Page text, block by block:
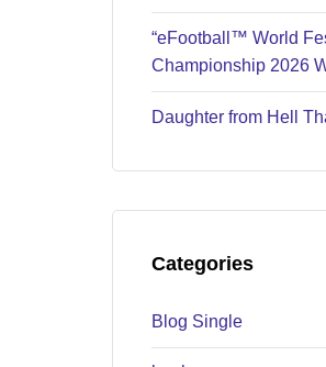
“eFootball™ World
Championship 2026
Daughter from Hell
Categories
Blog Single